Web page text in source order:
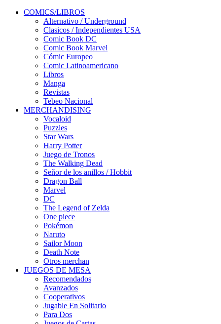
COMICS/LIBROS
Alternativo / Underground
Clasicos / Independientes USA
Comic Book DC
Comic Book Marvel
Cómic Europeo
Comic Latinoamericano
Libros
Manga
Revistas
Tebeo Nacional
MERCHANDISING
Vocaloid
Puzzles
Star Wars
Harry Potter
Juego de Tronos
The Walking Dead
Señor de los anillos / Hobbit
Dragon Ball
Marvel
DC
The Legend of Zelda
One piece
Pokémon
Naruto
Sailor Moon
Death Note
Otros merchan
JUEGOS DE MESA
Recomendados
Avanzados
Cooperativos
Jugable En Solitario
Para Dos